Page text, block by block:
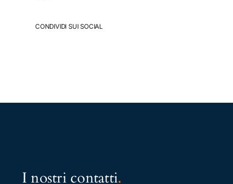
CONDIVIDI SUI SOCIAL
I nostri contatti.